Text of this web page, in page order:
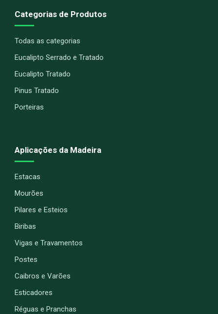
Categorias de Produtos
Todas as categorias
Eucalipto Serrado e Tratado
Eucalipto Tratado
Pinus Tratado
Porteiras
Aplicações da Madeira
Estacas
Mourões
Pilares e Esteios
Biribas
Vigas e Travamentos
Postes
Caibros e Varões
Esticadores
Réguas e Pranchas